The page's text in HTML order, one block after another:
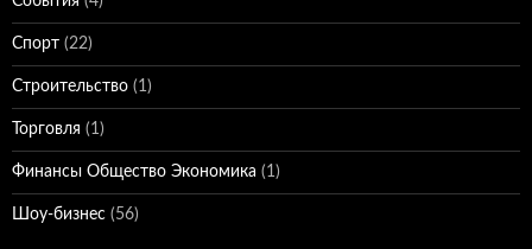
Спорт (22)
Строительство (1)
Торговля (1)
Финансы Общество Экономика (1)
Шоу-бизнес (56)